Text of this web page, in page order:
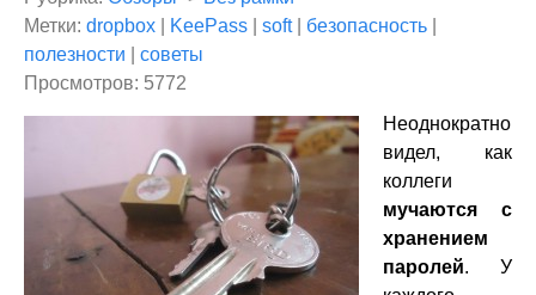
Метки: dropbox KeePass soft| безопасность
полезности
советы
Просмотров: 5772
Неоднократно
видел, как
коллеги
мучаются с
хранением
паролей. У